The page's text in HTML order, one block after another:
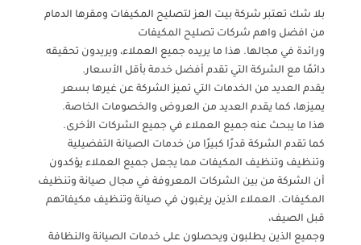
بلا شك تعتبر شركة بيت العز لتصليح المكيفات ومقرها الدمام
من افضل واهم شركات تصليح المكيفات
ورائدة في مجالها. هذا ما يريده جميع العملاء، ويريدون تحقيقه
دائمًا مع الشركة التي تقدم أفضل خدمة بأقل الأسعار.
يقدم العديد من الخدمات التي تميز الشركة عن غيرها بسعر
يميزها، كما يقدم العديد من العروض والخصومات الخاصة.
هذا ما يبحث عنه جميع العملاء في جميع الشركات الأخرى.
كما تقدم الشركة قدرًا كبيرًا من خدمات الصيانة التفضيلية
وتنظيف وتنظيف المكيفات مما يجعل جميع العملاء يؤكدون
أن الشركة من بين الشركات المعروفة في مجال صيانة وتنظيف
المكيفات. العملاء الذين يرغبون في صيانة وتنظيف مكيفاتهم
قبل الصيف،
وجميع الذين يطلبون ويحصلون على خدمات الصيانة والنظافة